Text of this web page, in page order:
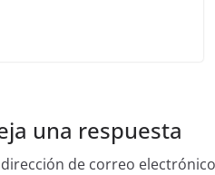
una respuesta
de correo